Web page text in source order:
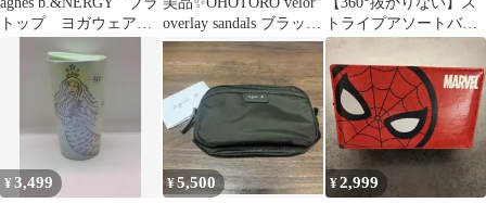
トップ ヨガウェア
overlay sandals ブラック
23
トライプアソートバッ
クフレアブラウス
¥3,499 ¥5,500 ¥2,999